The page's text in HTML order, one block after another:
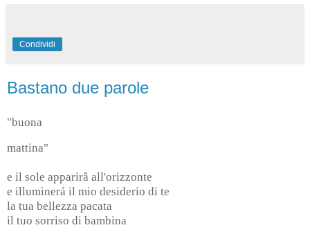
Condividi
Bastano due parole
"buona
mattina"
e il sole apparirâ all'orizzonte
e illuminerá il mio desiderio di te
la tua bellezza pacata
il tuo sorriso di bambina